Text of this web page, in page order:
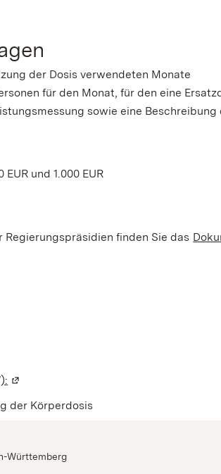
der Dosis verwendeten Monate
für den Monat, für den eine
sowie eine
und 1.000 EUR
finden Sie das
(Wird in einem neuen Fenster geöffnet)
der Körperdosis
Württemberg